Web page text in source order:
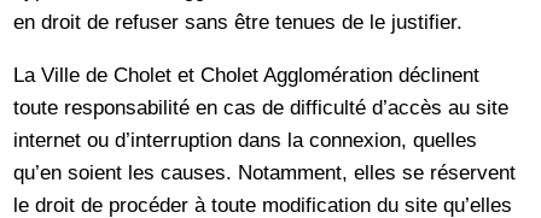
en droit de refuser sans être tenues de le justifier.
La Ville de Cholet et Cholet Agglomération déclinent
toute responsabilité en cas de difficulté d’accès au site
internet ou d’interruption dans la connexion, quelles
qu’en soient les causes. Notamment, elles se réservent
le droit de procéder à toute modification du site qu’elles